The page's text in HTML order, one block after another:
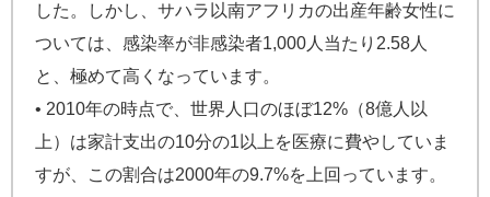
した。しかし、サハラ以南アフリカの出産年齢女性に
ついては、感染率が非感染者1,000人当たり2.58人
と、極めて高くなっています。
• 2010年の時点で、世界人口のほぼ12%（8億人以
上）は家計支出の10分の1以上を医療に費やしていま
すが、この割合は2000年の9.7%を上回っています。